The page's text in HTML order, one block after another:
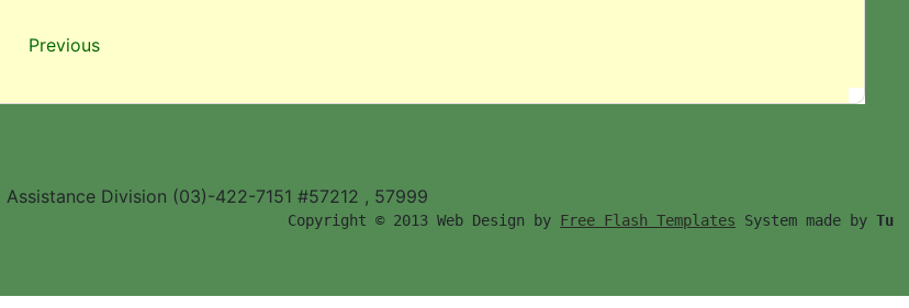
Previous
Division (03)-422-7151 #57212 , 57999
        Copyright © 2013 Web Design by
Free Flash Templates System made by Tu